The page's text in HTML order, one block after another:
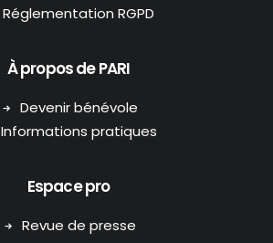
Réglementation RGPD
À propos de PARI
Devenir bénévole
Informations pratiques
Espace pro
Revue de presse